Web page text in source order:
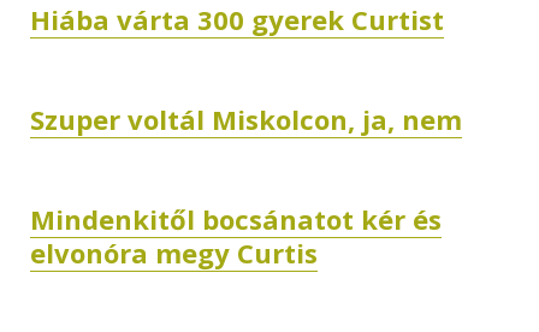
Hiába várta 300 gyerek Curtist
Szuper voltál Miskolcon, ja, nem
Mindenkitől bocsánatot kér és
elvonóra megy Curtis